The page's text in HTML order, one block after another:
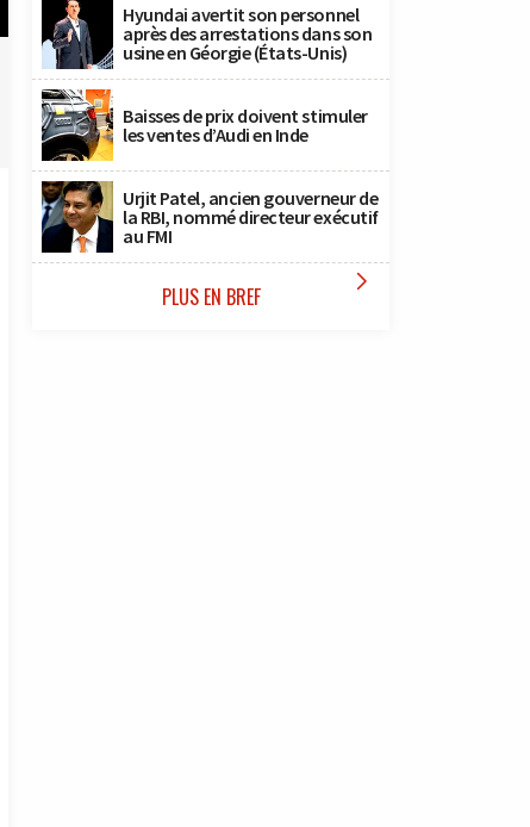
Hyundai avertit son personnel
après des arrestations dans son
usine en Géorgie (États-Unis)
Baisses de prix doivent stimuler
les ventes d’Audi en Inde
Urjit Patel, ancien gouverneur de
la RBI, nommé directeur exécutif
au FMI
PLUS EN BREF 